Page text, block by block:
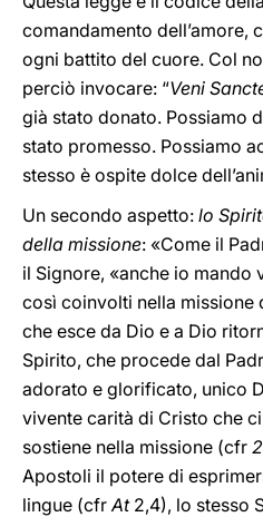
comandamento dell’amore,
ogni battito del cuore. Col
perciò invocare: “Veni
già stato donato. Possiamo
stato promesso. Possiamo
stesso è ospite dolce
Un secondo aspetto: lo
della missione: «Come il
il Signore, «anche io mando
così coinvolti nella missione
che esce da Dio e a Dio
Spirito, che procede dal
adorato e glorificato, unico
vivente carità di Cristo che
sostiene nella missione (cfr
Apostoli il potere di
lingue (cfrAt2,4), lo stesso